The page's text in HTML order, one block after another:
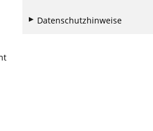
Datenschutzhinweise